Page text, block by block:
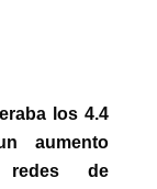
los 4.4
aumento
redes de